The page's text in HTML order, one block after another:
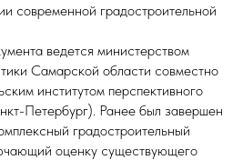
современной градостроительной
ведется министерством
Самарской области совместно
институтом перспективного
Петербург). Ранее был завершен
градостроительный
оценку существующего